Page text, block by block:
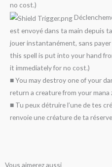
no cost.)
est envoyé dans ta main depuis
jouer instantanément, sans
this spell is put into your hand
it immediately for no cost.)
■ You may destroy one of your
return a creature from your mana
■ Tu peux détruire l’une de tes
renvoie une créature de ta
Vous aimerez aussi